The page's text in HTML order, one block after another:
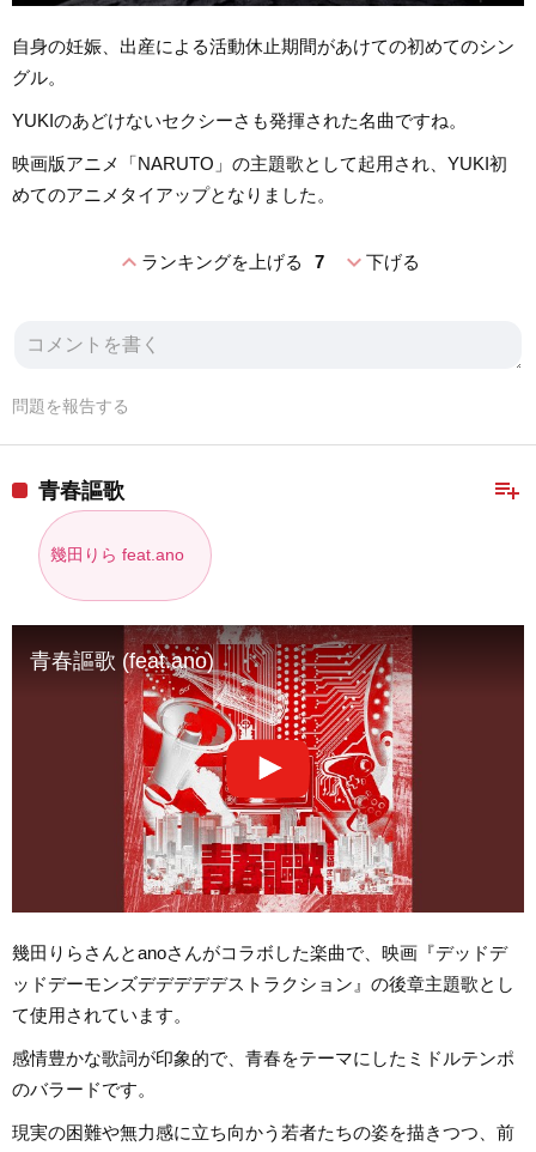
自身の妊娠、出産による活動休止期間があけての初めてのシン
グル。
YUKIのあどけないセクシーさも発揮された名曲ですね。
映画版アニメ「NARUTO」の主題歌として起用され、YUKI初
めてのアニメタイアップとなりました。
expand_lessランキングを上げる 7 expand_more下げる
問題を報告する
playlist_add
青春謳歌
幾田りら feat.ano
青春謳歌 (feat.ano)
幾田りらさんとanoさんがコラボした楽曲で、映画『デッドデ
ッドデーモンズデデデデデストラクション』の後章主題歌とし
て使用されています。
感情豊かな歌詞が印象的で、青春をテーマにしたミドルテンポ
のバラードです。
現実の困難や無力感に立ち向かう若者たちの姿を描きつつ、前